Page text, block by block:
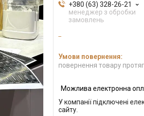
+380 (63) 328-26-21
менеджер з обробки
замовлень
повернення товару
У компанії підключені
сайту.